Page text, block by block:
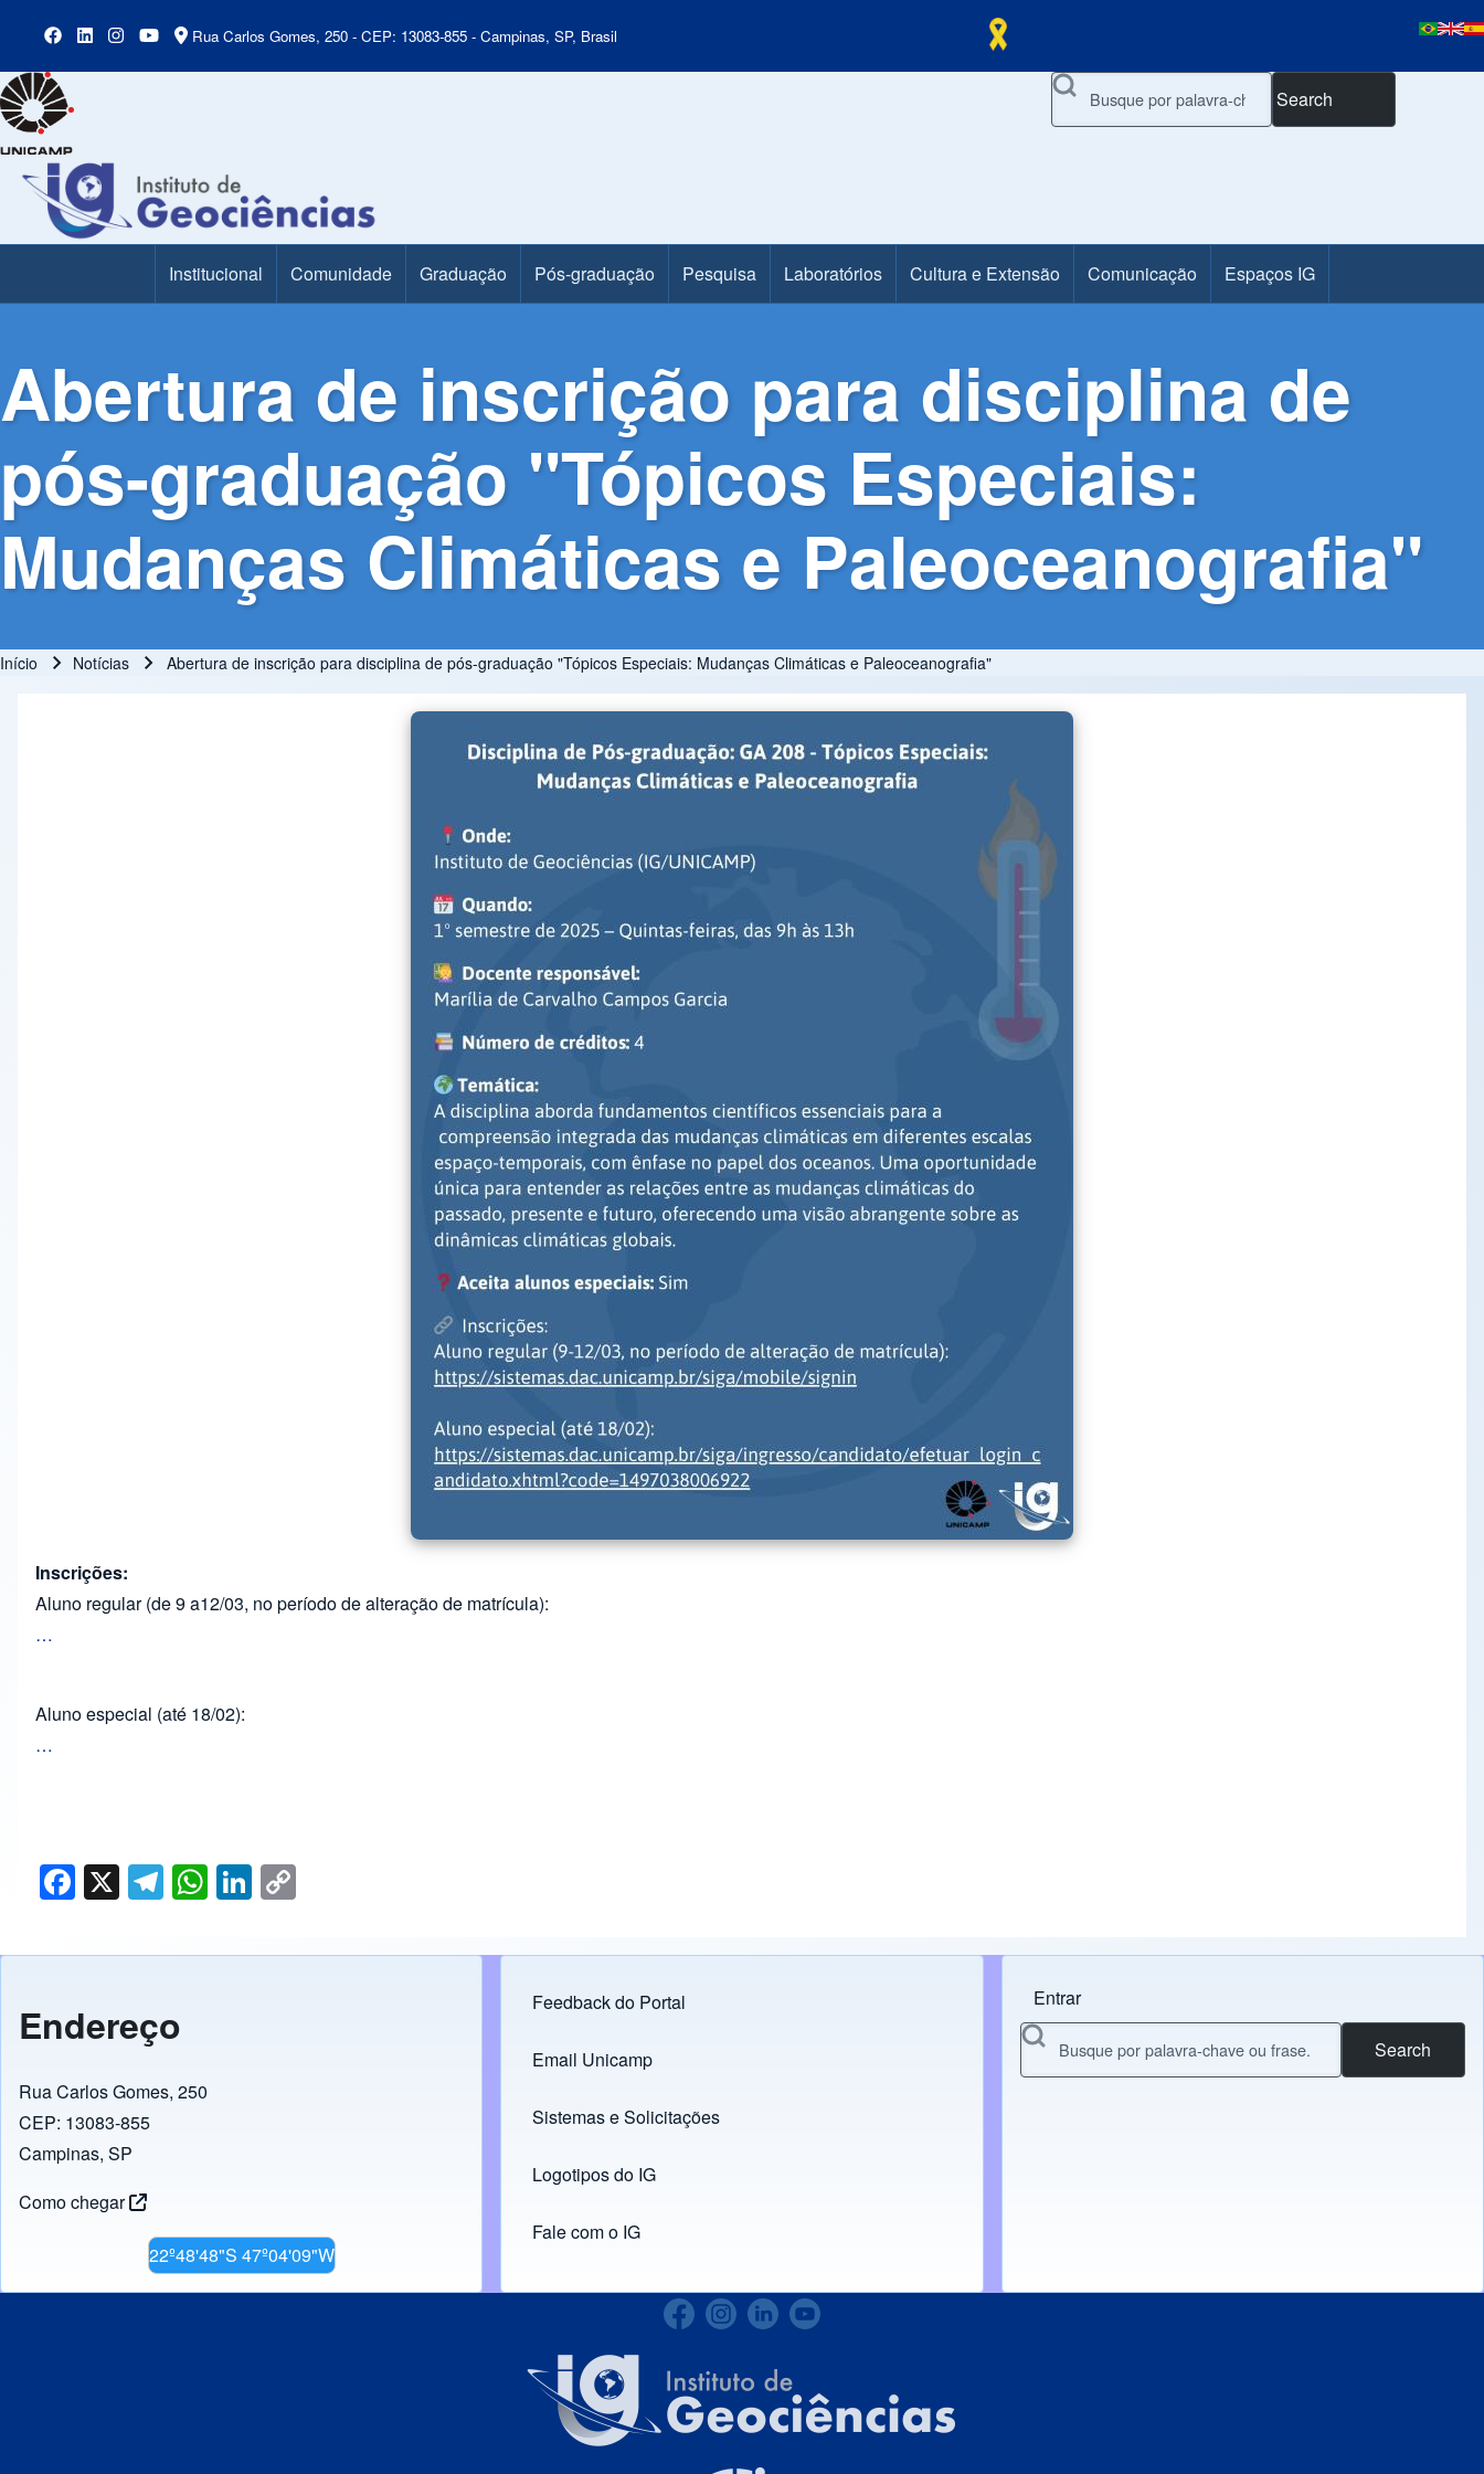
Rua Carlos Gomes, 250 - CEP: 13083-855 - Campinas, SP, Brasil
Search
Main MenuInstitucional Comunidade Graduação Pós-graduação Pesquisa Laboratórios Cultura e Extensão Comunicação Espaços IG
Abertura de inscrição para disciplina de
pós-graduação "Tópicos Especiais:
Mudanças Climáticas e Paleoceanografia"
Início Notícias Abertura de inscrição para disciplina de pós-graduação "Tópicos Especiais: Mudanças Climáticas e Paleoceanografia"
Inscrições:
Aluno regular (de 9 a12/03, no período de alteração de matrícula):
…
Aluno especial (até 18/02):
…
F
a
c
b
o
o
k
X T
el
e
a
m
W
h
at
Li
n
k p
Endereço
Rua Carlos Gomes, 250
CEP: 13083-855
Campinas, SP
Como chegar
22º48'48"S 47º04'09"W
Footer menu
Feedback do Portal
Links
Email Unicamp
(opens in new tab)
Sistemas e Solicitações
(opens in new tab)
Logotipos do IG
(opens in new tab)
Fale com o IG
Menu do usuário
Entrar
Search